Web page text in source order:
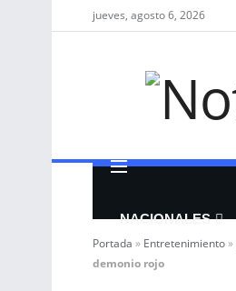
jueves, agosto 6, 2026
NACIONALES
Portada » Entretenimiento»
demonio rojo